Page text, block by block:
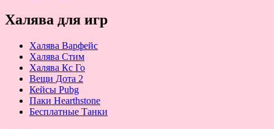
Халява для игр
Халява Варфейс
Халява Стим
Халява Кс Го
Вещи Дота 2
Кейсы Pubg
Паки Hearthstone
Бесплатные Танки